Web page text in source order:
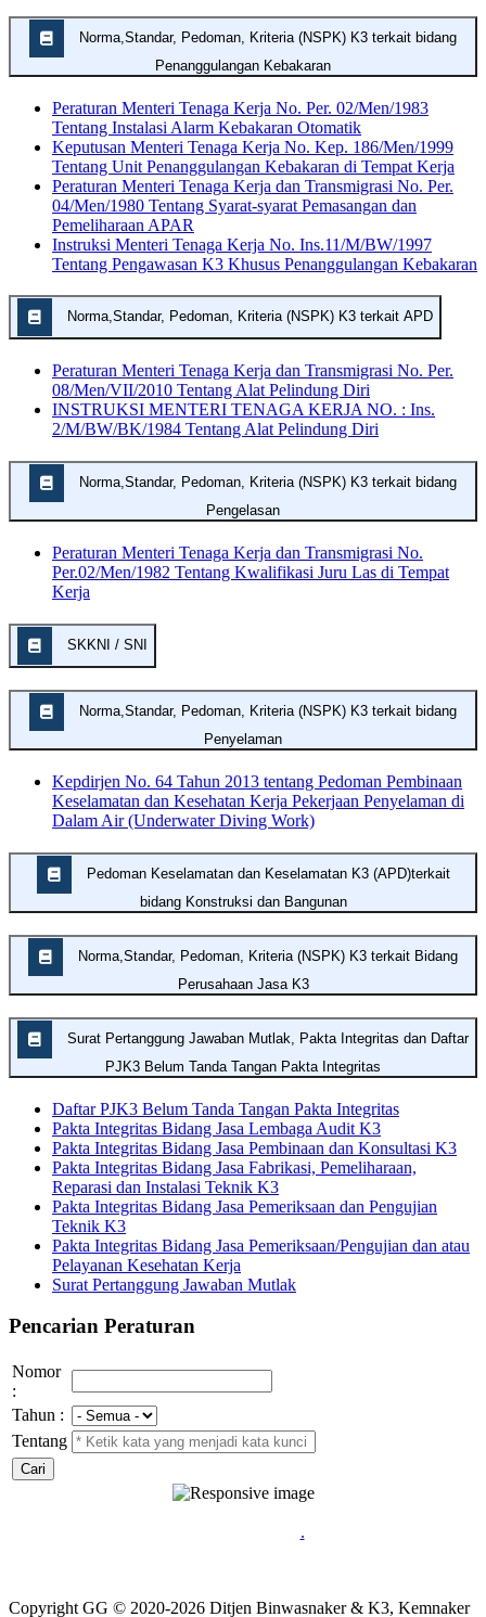
Penanggulangan Kebakaran
Peraturan Menteri Tenaga Kerja No. Per. 02/Men/1983
Tentang Instalasi Alarm Kebakaran Otomatik
Keputusan Menteri Tenaga Kerja No. Kep. 186/Men/1999
Tentang Unit Penanggulangan Kebakaran di Tempat Kerja
Peraturan Menteri Tenaga Kerja dan Transmigrasi No. Per.
04/Men/1980 Tentang Syarat-syarat Pemasangan dan
Pemeliharaan APAR
Instruksi Menteri Tenaga Kerja No. Ins.11/M/BW/1997
Tentang Pengawasan K3 Khusus Penanggulangan Kebakaran
Norma,Standar, Pedoman, Kriteria (NSPK) K3 terkait APD
Peraturan Menteri Tenaga Kerja dan Transmigrasi No. Per.
08/Men/VII/2010 Tentang Alat Pelindung Diri
INSTRUKSI MENTERI TENAGA KERJA NO. : Ins.
2/M/BW/BK/1984 Tentang Alat Pelindung Diri
Pengelasan
Peraturan Menteri Tenaga Kerja dan Transmigrasi No.
Per.02/Men/1982 Tentang Kwalifikasi Juru Las di Tempat
Kerja
SKKNI / SNI
Penyelaman
Kepdirjen No. 64 Tahun 2013 tentang Pedoman Pembinaan
Keselamatan dan Kesehatan Kerja Pekerjaan Penyelaman di
Dalam Air (Underwater Diving Work)
bidang Konstruksi dan Bangunan
Perusahaan Jasa K3
PJK3 Belum Tanda Tangan Pakta Integritas
Daftar PJK3 Belum Tanda Tangan Pakta Integritas
Pakta Integritas Bidang Jasa Lembaga Audit K3
Pakta Integritas Bidang Jasa Pembinaan dan Konsultasi K3
Pakta Integritas Bidang Jasa Fabrikasi, Pemeliharaan,
Reparasi dan Instalasi Teknik K3
Pakta Integritas Bidang Jasa Pemeriksaan dan Pengujian
Teknik K3
Pakta Integritas Bidang Jasa Pemeriksaan/Pengujian dan atau
Pelayanan Kesehatan Kerja
Surat Pertanggung Jawaban Mutlak
Pencarian Peraturan
Nomor
:
Tahun :
Tentang
.
Copyright GG © 2020-2026 Ditjen Binwasnaker & K3, Kemnaker